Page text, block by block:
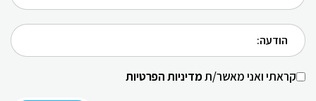
קראתי ואני מאשר/תמדיניות הפרטיות